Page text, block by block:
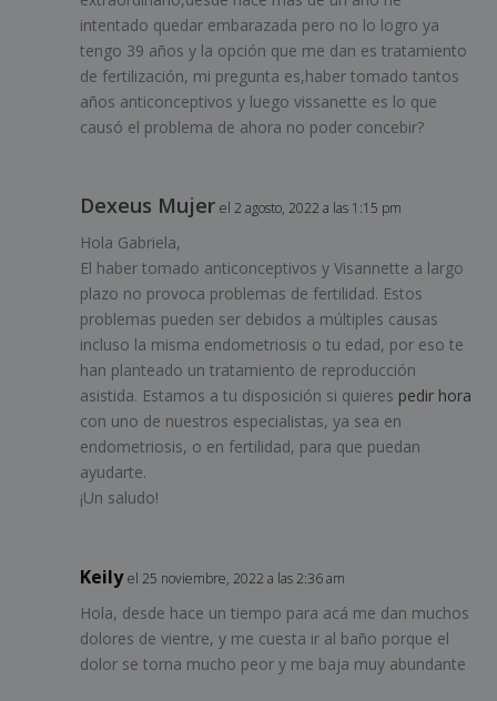
intentado quedar embarazada pero no lo logro ya
tengo 39 años y la opción que me dan es tratamiento
de fertilización, mi pregunta es,haber tomado tantos
años anticonceptivos y luego vissanette es lo que
causó el problema de ahora no poder concebir?
Dexeus Mujer el 2 agosto, 2022 a las 1:15 pm
Hola Gabriela,
El haber tomado anticonceptivos y Visannette a largo
plazo no provoca problemas de fertilidad. Estos
problemas pueden ser debidos a múltiples causas
incluso la misma endometriosis o tu edad, por eso te
han planteado un tratamiento de reproducción
asistida. Estamos a tu disposición si quieres pedir hora
con uno de nuestros especialistas, ya sea en
endometriosis, o en fertilidad, para que puedan
ayudarte.
¡Un saludo!
Keily el 25 noviembre, 2022 a las 2:36 am
Hola, desde hace un tiempo para acá me dan muchos
dolores de vientre, y me cuesta ir al baño porque el
dolor se torna mucho peor y me baja muy abundante